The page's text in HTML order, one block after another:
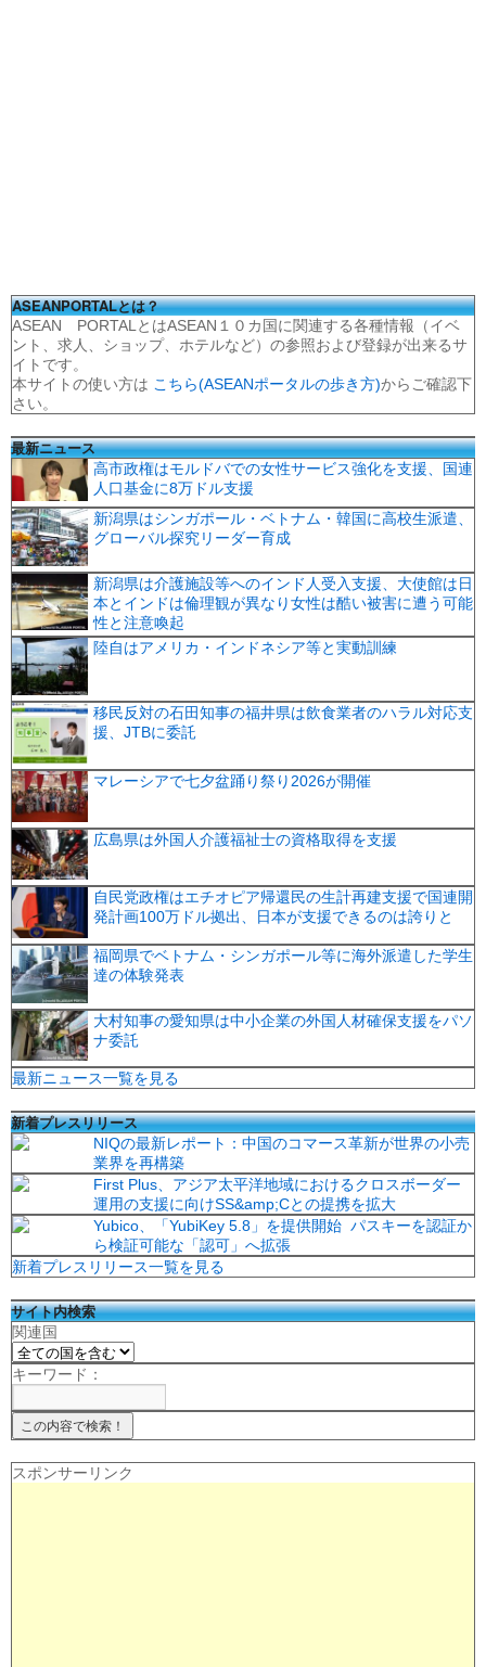
ASEANPORTALとは？
ASEAN PORTALとはASEAN１０カ国に関連する各種情報（イベ
ント、求人、ショップ、ホテルなど）の参照および登録が出来るサ
イトです。
本サイトの使い方は こちら(ASEANポータルの歩き方)からご確認下
さい。
最新ニュース
高市政権はモルドバでの女性サービス強化を支援、国連
人口基金に8万ドル支援
新潟県はシンガポール・ベトナム・韓国に高校生派遣、
グローバル探究リーダー育成
新潟県は介護施設等へのインド人受入支援、大使館は日
本とインドは倫理観が異なり女性は酷い被害に遭う可能
性と注意喚起
陸自はアメリカ・インドネシア等と実動訓練
移民反対の石田知事の福井県は飲食業者のハラル対応支
援、JTBに委託
マレーシアで七夕盆踊り祭り2026が開催
広島県は外国人介護福祉士の資格取得を支援
自民党政権はエチオピア帰還民の生計再建支援で国連開
発計画100万ドル拠出、日本が支援できるのは誇りと
福岡県でベトナム・シンガポール等に海外派遣した学生
達の体験発表
大村知事の愛知県は中小企業の外国人材確保支援をパソ
ナ委託
最新ニュース一覧を見る
新着プレスリリース
NIQの最新レポート：中国のコマース革新が世界の小売
業界を再構築
First Plus、アジア太平洋地域におけるクロスボーダー
運用の支援に向けSS&amp;Cとの提携を拡大
Yubico、「YubiKey 5.8」を提供開始 パスキーを認証か
ら検証可能な「認可」へ拡張
新着プレスリリース一覧を見る
サイト内検索
関連国
キーワード：
スポンサーリンク